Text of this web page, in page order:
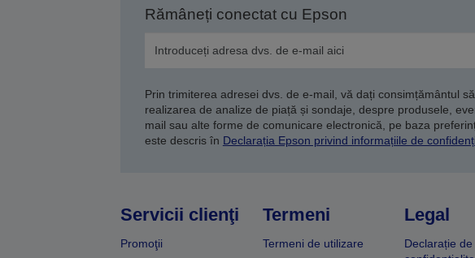
Rămâneți conectat cu Epson
Prin trimiterea adresei dvs. de e-mail, vă dați consimțământul
realizarea de analize de piață și sondaje, despre produsele,
mail sau alte forme de comunicare electronică, pe baza
este descris în Declarația Epson privind informațiile de
Servicii clienţi
Promoţii
Termeni
Termeni de utilizare
Legal
Declarație de